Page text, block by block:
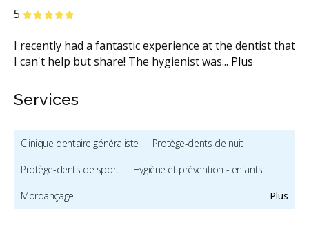
5 étoiles
I recently had a fantastic experience at the dentist that
I can't help but share! The hygienist was... Plus
étoiles
étoiles
étoiles
étoiles
Services
Plus
Clinique dentaire généraliste
Protège-dents de nuit
Protège-dents de sport
Hygiène et prévention - enfants
Mordançage